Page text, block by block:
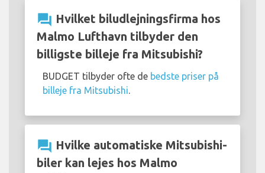
question_answer Hvilket biludlejningsfirma hos
Malmo Lufthavn tilbyder den
billigste billeje fra Mitsubishi?
BUDGET tilbyder ofte de bedste priser på
billeje fra Mitsubishi.
question_answer Hvilke automatiske Mitsubishi-
biler kan lejes hos Malmo